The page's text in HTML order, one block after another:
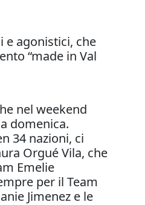
e agonistici, che
“made in Val
nel weekend
domenica.
34 nazioni, ci
Orgué Vila, che
Emelie
per il Team
Jimenez e le